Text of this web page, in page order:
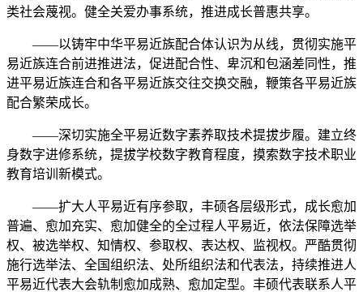
类社会蔑视。健全关爱办事系统，推进成长普惠共享。
——以铸牢中华平易近族配合体认识为从线，贯彻实施平
易近族连合前进推进法，促进配合性、卑沉和包涵差同性，推
进平易近族连合和各平易近族交往交换交融，鞭策各平易近族
配合繁荣成长。
——深切实施全平易近数字素养取技术提拔步履。建立终
身数字进修系统，提拔学校数字教育程度，摸索数字技术职业
教育培训新模式。
——扩大人平易近有序参取，丰硕各层级形式，成长愈加
普遍、愈加充实、愈加健全的全过程人平易近，依法保障选举
权、被选举权、知情权、参取权、表达权、监视权。严酷贯彻
施行选举法、全国组织法、处所组织法和代表法，持续推进人
平易近代表大会轨制愈加成熟、愈加定型。丰硕代表联系人平